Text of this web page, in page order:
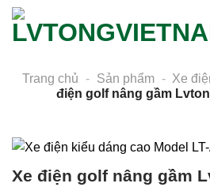
Skip
Trang chủ - Sản phẩm - Xe
điện golf nâng gầm
Xe điện golf nâng gầm